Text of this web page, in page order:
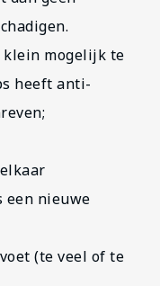
klein mogelijk te
heeft anti-
een nieuwe
(te veel of te